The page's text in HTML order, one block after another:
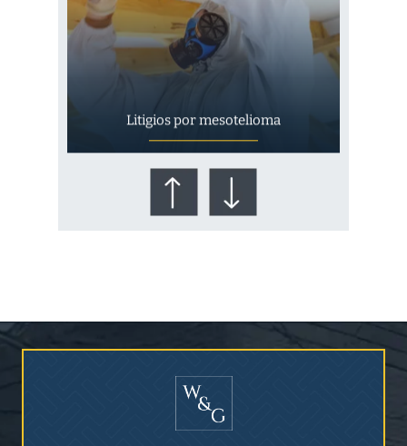
Litigios por mesotelioma
¿Quién corre el riesgo de